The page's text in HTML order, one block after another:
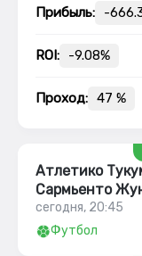
Прибыль: -
ROI: -9.08%
Проход: 47 %
Атлетико
Сармьенто
сегодня, 20:45
Футбол